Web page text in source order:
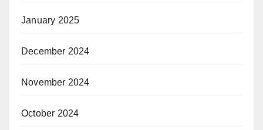
January 2025
December 2024
November 2024
October 2024